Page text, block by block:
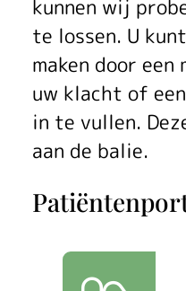
t
e
n
r
e
g
kunnen wij
te lossen. U
maken door
uw klacht of
in te vullen.
aan de balie.